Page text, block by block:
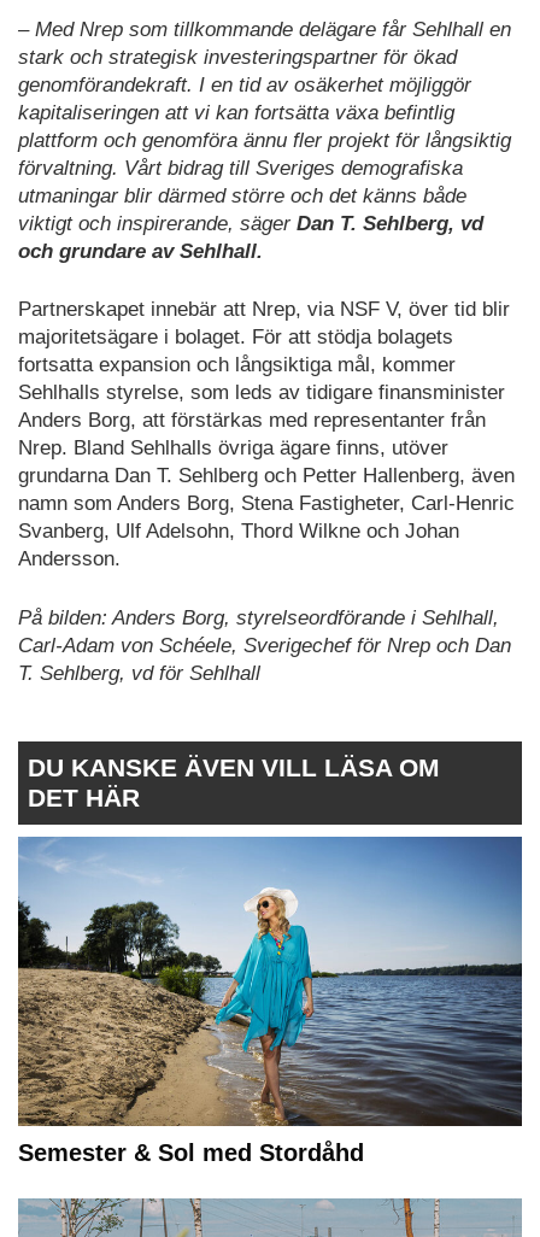
– Med Nrep som tillkommande delägare får Sehlhall en
stark och strategisk investeringspartner för ökad
genomförandekraft. I en tid av osäkerhet möjliggör
kapitaliseringen att vi kan fortsätta växa befintlig
plattform och genomföra ännu fler projekt för långsiktig
förvaltning. Vårt bidrag till Sveriges demografiska
utmaningar blir därmed större och det känns både
viktigt och inspirerande, säger Dan T. Sehlberg, vd
och grundare av Sehlhall.
Partnerskapet innebär att Nrep, via NSF V, över tid blir
majoritetsägare i bolaget. För att stödja bolagets
fortsatta expansion och långsiktiga mål, kommer
Sehlhalls styrelse, som leds av tidigare finansminister
Anders Borg, att förstärkas med representanter från
Nrep. Bland Sehlhalls övriga ägare finns, utöver
grundarna Dan T. Sehlberg och Petter Hallenberg, även
namn som Anders Borg, Stena Fastigheter, Carl-Henric
Svanberg, Ulf Adelsohn, Thord Wilkne och Johan
Andersson.
På bilden: Anders Borg, styrelseordförande i Sehlhall,
Carl-Adam von Schéele, Sverigechef för Nrep och Dan
T. Sehlberg, vd för Sehlhall
DU KANSKE ÄVEN VILL LÄSA OM
DET HÄR
Semester & Sol med Stordåhd